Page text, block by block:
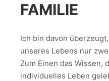
FAMILIE
Ich bin davon
unseres Lebens nur
Zum Einen das Wissen,
individuelles Leben